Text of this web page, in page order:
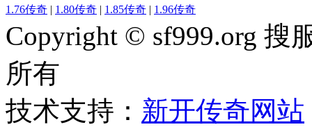
1.76传奇 | 1.80传奇 | 1.85传奇 | 1.96传奇
Copyright © sf999.org 搜
所有
技术支持： 新开传奇网站